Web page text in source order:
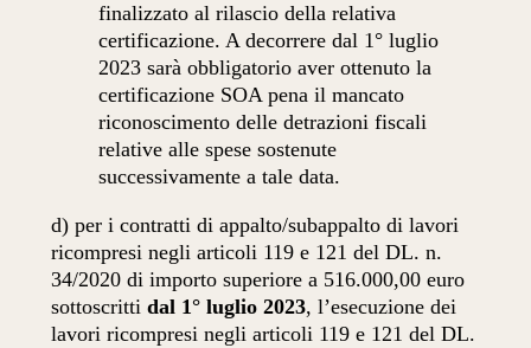
finalizzato al rilascio della relativa
certificazione. A decorrere dal 1° luglio
2023 sarà obbligatorio aver ottenuto la
certificazione SOA pena il mancato
riconoscimento delle detrazioni fiscali
relative alle spese sostenute
successivamente a tale data.
d) per i contratti di appalto/subappalto di lavori
ricompresi negli articoli 119 e 121 del DL. n.
34/2020 di importo superiore a 516.000,00 euro
sottoscrittidal 1° luglio 2023, l’esecuzione dei
lavori ricompresi negli articoli 119 e 121 del DL.